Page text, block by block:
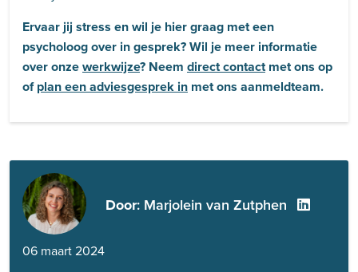
Ervaar jij stress en wil je hier graag met een
psycholoog over in gesprek? Wil je meer informatie
over onzewerkwijze? Neem direct contactmet ons op
ofplan een adviesgesprek in met ons aanmeldteam.
Door: Marjolein van Zutphen
06 maart 2024